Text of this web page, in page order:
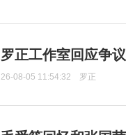
罗正工作室回应争
26-08-05 11:54:32 罗正